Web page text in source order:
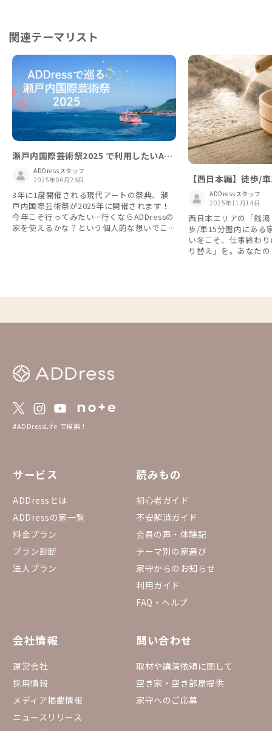
関連テーマリスト
瀬戸内国際芸術祭2025 で利用したいAD
Dressの家
ADDressスタッフ
2025年06月26日
3年に1度開催される現代アートの祭典、瀬
戸内国際芸術祭が2025年に開催されます！
今年こそ行ってみたい…行くならADDressの
家を使えるかな？という個人的な想いでこの
家でお得に長期滞在しながら島々を回るのも
mapに落とし込んだADDressの家MAPも活用
ください🙌 https://www.google.com/map
76%2C134.51190108864952&z=9&mid=1_v
UzwhGmqPfllWRsw-bbkKxSonuWeLX5
【西日本編】徒歩/
がある家ADDressスタッフ
2025年11月14日
西日本エリアの「銭
歩/車15分圏内にある
い冬こそ、仕事終わ
り替え」を。あなた
#ADDressLife で検索！
サービス
ADDressとは
ADDressの家一覧
料金プラン
プラン診断
法人プラン
読みもの
初心者ガイド
不安解消ガイド
会員の声・体験記
テーマ別の家選び
家守からのお知らせ
利用ガイド
FAQ・ヘルプ
会社情報
運営会社
採用情報
メディア掲載情報
ニュースリリース
問い合わせ
取材や講演依頼に関して
空き家・空き部屋提供
家守へのご応募